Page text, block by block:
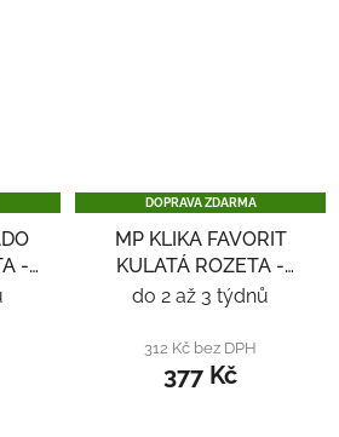
-
DOPRAVA ZDARMA
MP KLIKA FAVORIT
KULATÁ ROZETA -
NEREZ
do 2 až 3 týdnů
312 Kč bez DPH
377 Kč